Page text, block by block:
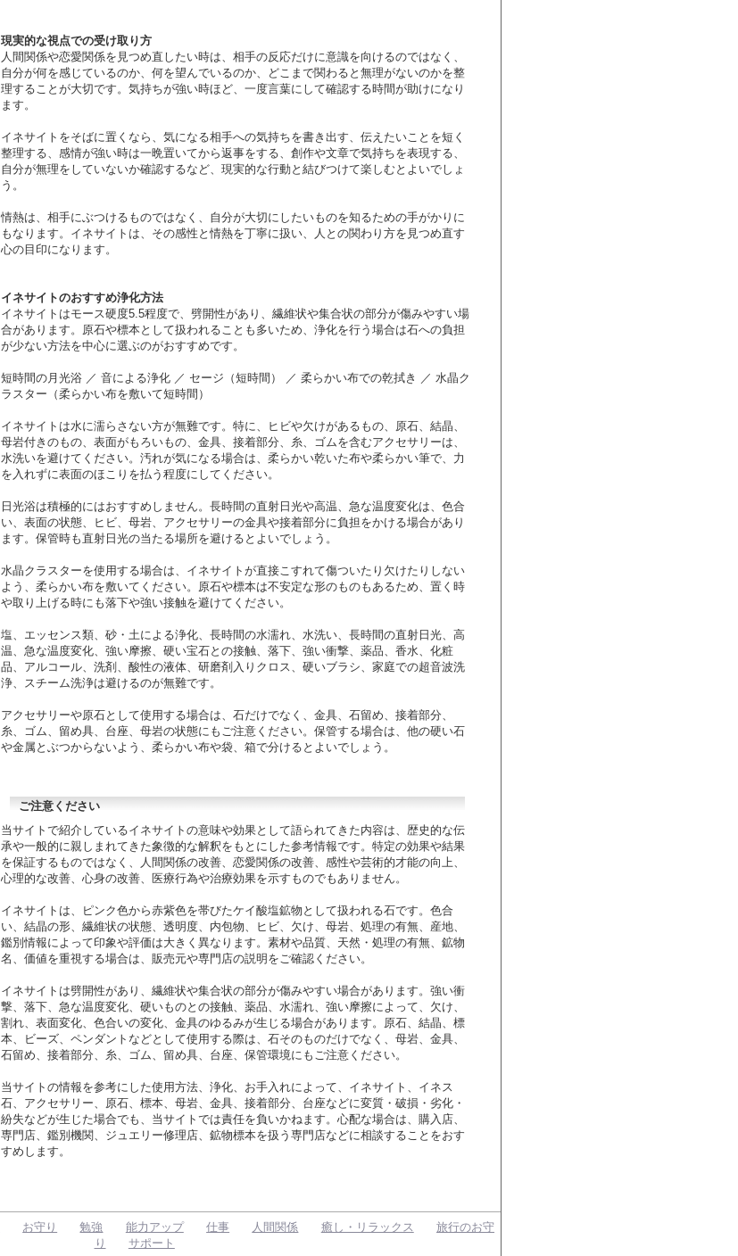
現実的な視点での受け取り方
人間関係や恋愛関係を見つめ直したい時は、相手の反応だけに意識を向けるのではなく、
自分が何を感じているのか、何を望んでいるのか、どこまで関わると無理がないのかを整
理することが大切です。気持ちが強い時ほど、一度言葉にして確認する時間が助けになり
ます。
イネサイトをそばに置くなら、気になる相手への気持ちを書き出す、伝えたいことを短く
整理する、感情が強い時は一晩置いてから返事をする、創作や文章で気持ちを表現する、
自分が無理をしていないか確認するなど、現実的な行動と結びつけて楽しむとよいでしょ
う。
情熱は、相手にぶつけるものではなく、自分が大切にしたいものを知るための手がかりに
もなります。イネサイトは、その感性と情熱を丁寧に扱い、人との関わり方を見つめ直す
心の目印になります。
イネサイトのおすすめ浄化方法
イネサイトはモース硬度5.5程度で、劈開性があり、繊維状や集合状の部分が傷みやすい場
合があります。原石や標本として扱われることも多いため、浄化を行う場合は石への負担
が少ない方法を中心に選ぶのがおすすめです。
短時間の月光浴 ／ 音による浄化 ／ セージ（短時間） ／ 柔らかい布での乾拭き ／ 水晶ク
ラスター（柔らかい布を敷いて短時間）
イネサイトは水に濡らさない方が無難です。特に、ヒビや欠けがあるもの、原石、結晶、
母岩付きのもの、表面がもろいもの、金具、接着部分、糸、ゴムを含むアクセサリーは、
水洗いを避けてください。汚れが気になる場合は、柔らかい乾いた布や柔らかい筆で、力
を入れずに表面のほこりを払う程度にしてください。
日光浴は積極的にはおすすめしません。長時間の直射日光や高温、急な温度変化は、色合
い、表面の状態、ヒビ、母岩、アクセサリーの金具や接着部分に負担をかける場合があり
ます。保管時も直射日光の当たる場所を避けるとよいでしょう。
水晶クラスターを使用する場合は、イネサイトが直接こすれて傷ついたり欠けたりしない
よう、柔らかい布を敷いてください。原石や標本は不安定な形のものもあるため、置く時
や取り上げる時にも落下や強い接触を避けてください。
塩、エッセンス類、砂・土による浄化、長時間の水濡れ、水洗い、長時間の直射日光、高
温、急な温度変化、強い摩擦、硬い宝石との接触、落下、強い衝撃、薬品、香水、化粧
品、アルコール、洗剤、酸性の液体、研磨剤入りクロス、硬いブラシ、家庭での超音波洗
浄、スチーム洗浄は避けるのが無難です。
アクセサリーや原石として使用する場合は、石だけでなく、金具、石留め、接着部分、
糸、ゴム、留め具、台座、母岩の状態にもご注意ください。保管する場合は、他の硬い石
や金属とぶつからないよう、柔らかい布や袋、箱で分けるとよいでしょう。
ご注意ください
当サイトで紹介しているイネサイトの意味や効果として語られてきた内容は、歴史的な伝
承や一般的に親しまれてきた象徴的な解釈をもとにした参考情報です。特定の効果や結果
を保証するものではなく、人間関係の改善、恋愛関係の改善、感性や芸術的才能の向上、
心理的な改善、心身の改善、医療行為や治療効果を示すものでもありません。
イネサイトは、ピンク色から赤紫色を帯びたケイ酸塩鉱物として扱われる石です。色合
い、結晶の形、繊維状の状態、透明度、内包物、ヒビ、欠け、母岩、処理の有無、産地、
鑑別情報によって印象や評価は大きく異なります。素材や品質、天然・処理の有無、鉱物
名、価値を重視する場合は、販売元や専門店の説明をご確認ください。
イネサイトは劈開性があり、繊維状や集合状の部分が傷みやすい場合があります。強い衝
撃、落下、急な温度変化、硬いものとの接触、薬品、水濡れ、強い摩擦によって、欠け、
割れ、表面変化、色合いの変化、金具のゆるみが生じる場合があります。原石、結晶、標
本、ビーズ、ペンダントなどとして使用する際は、石そのものだけでなく、母岩、金具、
石留め、接着部分、糸、ゴム、留め具、台座、保管環境にもご注意ください。
当サイトの情報を参考にした使用方法、浄化、お手入れによって、イネサイト、イネス
石、アクセサリー、原石、標本、母岩、金具、接着部分、台座などに変質・破損・劣化・
紛失などが生じた場合でも、当サイトでは責任を負いかねます。心配な場合は、購入店、
専門店、鑑別機関、ジュエリー修理店、鉱物標本を扱う専門店などに相談することをおす
すめします。
お守り 勉強 能力アップ 仕事 人間関係 癒し・リラックス
旅行のお守
り
サポート